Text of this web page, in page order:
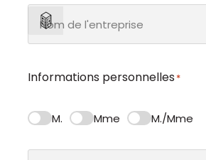
Informations personnelles *
M. Mme M./Mme